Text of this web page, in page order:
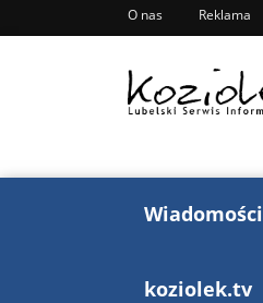
O nas Reklama
Wiadomości
koziolek.tv